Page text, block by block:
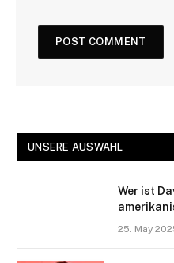
UNSERE AUSWAHL
Wer ist
25. May